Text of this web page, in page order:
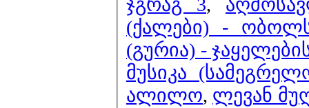
(ქალები) -
(გურია) -
მუსიკა
ალილო, ლევან